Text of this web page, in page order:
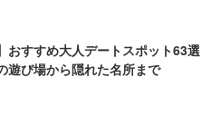
おすすめ大人デートスポット63選
遊び場から隠れた名所まで